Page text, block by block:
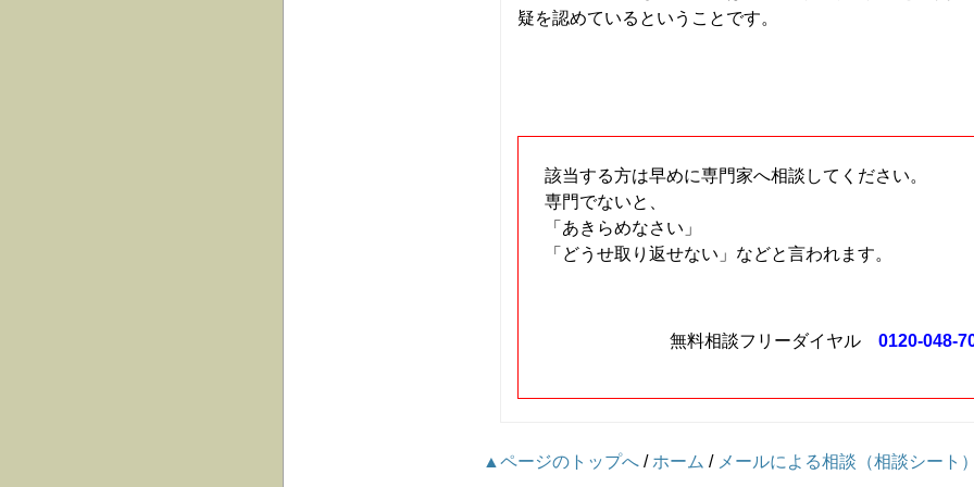
疑を認めているということです。
該当する方は早めに専門家へ相談してください。
専門でないと、
「あきらめなさい」
「どうせ取り返せない」などと言われます。
無料相談フリーダイヤル0120-048-
▲ページのトップへ / ホーム / メールによる相談（相談シート